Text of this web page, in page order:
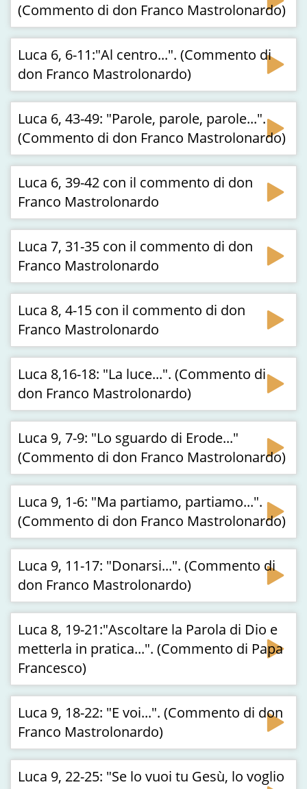
(Commento di don Franco Mastrolonardo)
Luca 6, 6-11:"Al centro...". (Commento di
don Franco Mastrolonardo)
Luca 6, 43-49: "Parole, parole, parole...".
(Commento di don Franco Mastrolonardo)
Luca 6, 39-42 con il commento di don
Franco Mastrolonardo
Luca 7, 31-35 con il commento di don
Franco Mastrolonardo
Luca 8, 4-15 con il commento di don
Franco Mastrolonardo
Luca 8,16-18: "La luce...". (Commento di
don Franco Mastrolonardo)
Luca 9, 7-9: "Lo sguardo di Erode..."
(Commento di don Franco Mastrolonardo)
Luca 9, 1-6: "Ma partiamo, partiamo...".
(Commento di don Franco Mastrolonardo)
Luca 9, 11-17: "Donarsi...". (Commento di
don Franco Mastrolonardo)
Luca 8, 19-21:"Ascoltare la Parola di Dio e
metterla in pratica...". (Commento di Papa
Francesco)
Luca 9, 18-22: "E voi...". (Commento di don
Franco Mastrolonardo)
Luca 9, 22-25: "Se lo vuoi tu Gesù, lo voglio